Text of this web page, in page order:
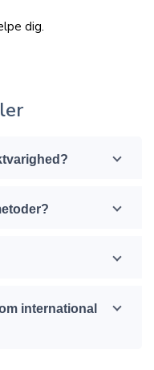
dig.
international